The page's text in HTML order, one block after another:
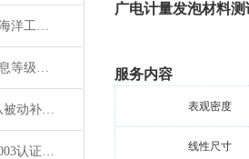
抗盐雾腐蚀性能测试在海洋工程中的应用
网络安全等保测评｜信息等级保护与数据安全防护要点
美国CPSC新政解读：从被动补救到主动合规的转变
技术分享丨AEC-Q102-003认证介绍
广电计量发泡材料
服务内容
表观密度
线性尺寸